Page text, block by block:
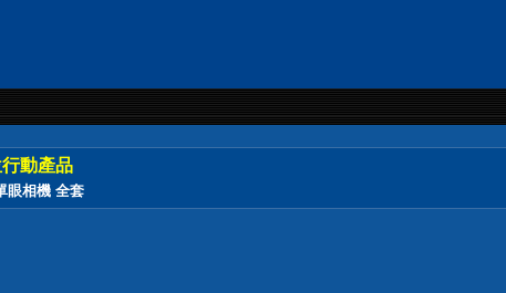
動產品
眼相機 全套